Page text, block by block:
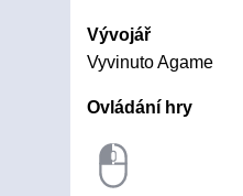
Vývojář
Vyvinuto Agame
Ovládání hry